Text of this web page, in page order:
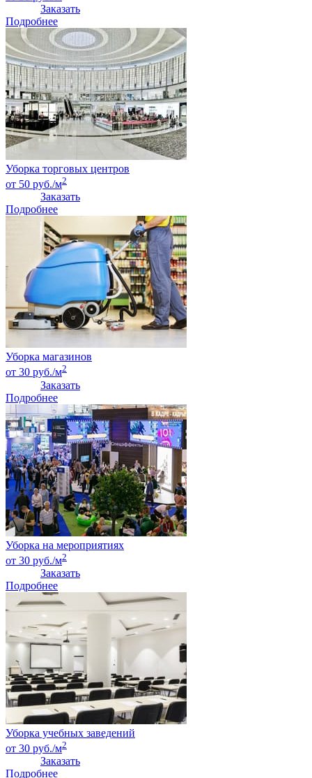
Заказать
Подробнее
Уборка торговых центров
от 50 руб./м2
Заказать
Подробнее
Уборка магазинов
от 30 руб./м2
Заказать
Подробнее
Уборка на мероприятиях
от 30 руб./м2
Заказать
Подробнее
Уборка учебных заведений
от 30 руб./м2
Заказать
Подробнее